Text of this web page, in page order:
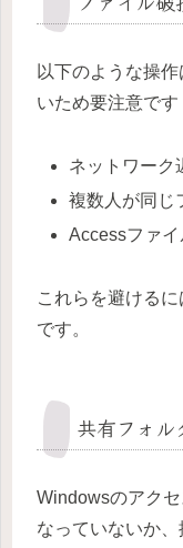
以下のような操
いため要注意です
ネットワーク
複数人が同じ
Accessファ
これらを避ける
です。
共有フォル
Windowsのアク
なっていないか